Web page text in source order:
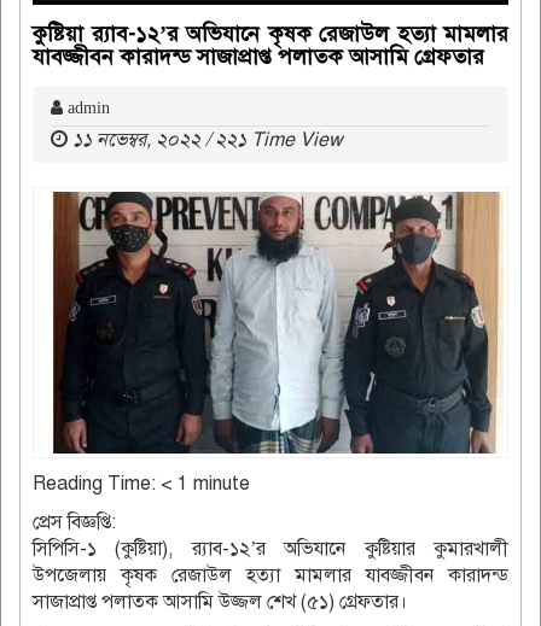
কুষ্টিয়া র‌্যাব-১২’র অভিযানে কৃষক রেজাউল হত্যা মামলার
যাবজ্জীবন কারাদন্ড সাজাপ্রাপ্ত পলাতক আসামি গ্রেফতার
admin
১১ নভেম্বর, ২০২২ / ২২১ Time View
Reading Time: < 1 minute
প্রেস বিজ্ঞপ্তি:
সিপিসি-১ (কুষ্টিয়া), র‌্যাব-১২’র অভিযানে কুষ্টিয়ার কুমারখালী
উপজেলায় কৃষক রেজাউল হত্যা মামলার যাবজ্জীবন কারাদন্ড
সাজাপ্রাপ্ত পলাতক আসামি উজ্জল শেখ (৫১) গ্রেফতার।